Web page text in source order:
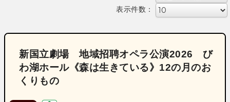
表示件数：
新国立劇場 地域招聘オペラ公演2026 び
わ湖ホール《森は生きている》12の月のお
くりもの